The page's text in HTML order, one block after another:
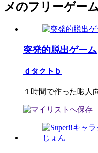
メのフリーゲー
突発的脱出ゲーム
ｄタクトｂ
１時間で作った暇人